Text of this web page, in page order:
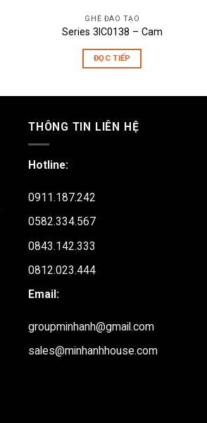
GHẾ ĐÀO TẠO
Series 3IC0138 – Cam
ĐỌC TIẾP
THÔNG TIN LIÊN HỆ
Hotline:
0911.187.242
0582.334.567
0843.142.333
0812.023.444
Email:
groupminhanh@gmail.com
sales@minhanhhouse.com